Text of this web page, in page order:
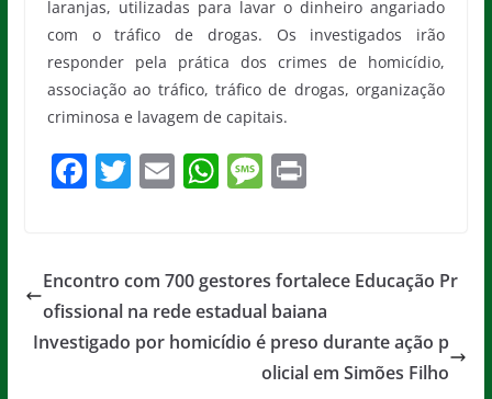
laranjas, utilizadas para lavar o dinheiro angariado
com o tráfico de drogas. Os investigados irão
responder pela prática dos crimes de homicídio,
associação ao tráfico, tráfico de drogas, organização
criminosa e lavagem de capitais.
F
e
b
o
T
er
E
l
W
s
A
p
M
a
g
e
Pr
Encontro com 700 gestores fortalece Educação Pr
ofissional na rede estadual baiana
Investigado por homicídio é preso durante ação p
olicial em Simões Filho